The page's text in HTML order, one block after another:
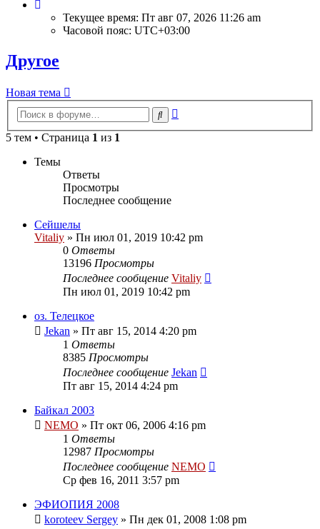
Текущее время: Пт авг 07, 2026 11:26 am
Часовой пояс: UTC+03:00
Другое
Новая тема
Поиск
5 тем • Страница 1 из 1
Темы
Ответы
Просмотры
Последнее сообщение
Сейшелы
Vitaliy » Пн июл 01, 2019 10:42 pm
0 Ответы
13196 Просмотры
Последнее сообщение Vitaliy
Пн июл 01, 2019 10:42 pm
оз. Телецкое
Jekan » Пт авг 15, 2014 4:20 pm
1 Ответы
8385 Просмотры
Последнее сообщение Jekan
Пт авг 15, 2014 4:24 pm
Байкал 2003
NEMO » Пт окт 06, 2006 4:16 pm
1 Ответы
12987 Просмотры
Последнее сообщение NEMO
Ср фев 16, 2011 3:57 pm
ЭФИОПИЯ 2008
koroteev Sergey » Пн дек 01, 2008 1:08 pm